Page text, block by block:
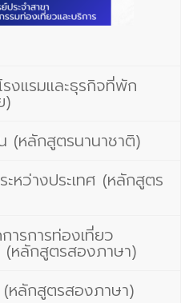
งแรมและธุรกิจที่พัก
)
(หลักสูตรนานาชาติ)
หว่างประเทศ (หลักสูตร
ารการท่องเที่ยว
(หลักสูตรสองภาษา)
ลักสูตรสองภาษา)